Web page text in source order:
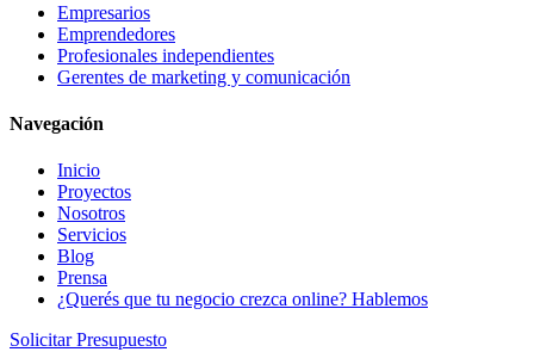
Empresarios
Emprendedores
Profesionales independientes
Gerentes de marketing y comunicación
Navegación
Inicio
Proyectos
Nosotros
Servicios
Blog
Prensa
¿Querés que tu negocio crezca online? Hablemos
Solicitar Presupuesto